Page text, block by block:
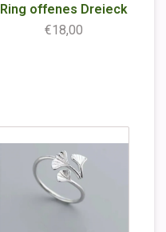
Ring offenes Dreieck
€18,00